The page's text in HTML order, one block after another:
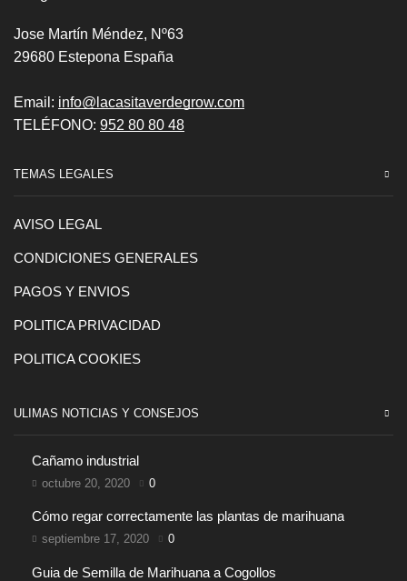
Jose Martín Méndez, Nº63
29680 Estepona España
Email: info@lacasitaverdegrow.com
TELÉFONO: 952 80 80 48
TEMAS LEGALES
AVISO LEGAL
CONDICIONES GENERALES
PAGOS Y ENVIOS
POLITICA PRIVACIDAD
POLITICA COOKIES
ULIMAS NOTICIAS Y CONSEJOS
Cañamo industrial
octubre 20, 2020 0
Cómo regar correctamente las plantas de marihuana
septiembre 17, 2020 0
Guia de Semilla de Marihuana a Cogollos